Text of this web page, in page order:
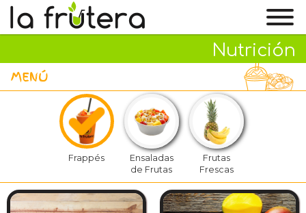
Nutrición
MENÚ
Frappés
Ensaladas
de Frutas
Frutas
Frescas